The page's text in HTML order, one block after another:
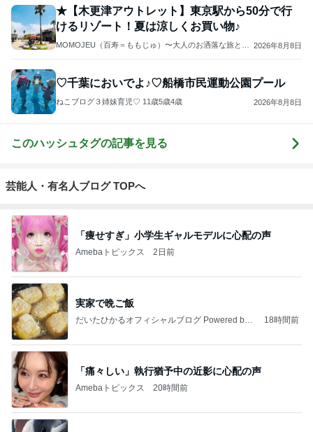
★【木更津アウトレット】東京駅から50分で行
けるリゾート！夏は涼しくお買い物♪
MOMOJEU（百寿＝ももじゅ）〜大人のお洒落な旅とグ
2026年8月8日
♡千葉においでよ♪♡船橋市民運動公園プール
ねこブログ３姉妹育児♡ 11歳5歳4歳 2026年8月8日
このハッシュタグの記事を見る
芸能人・有名人ブログ TOPへ
「痩せすぎ」小学生ギャルモデルに心配の声
Amebaトピックス 2日前
実家で晩ご飯
だいたひかるオフィシャルブログ Powered by
18時間前
「痛々しい」執行猶予中の近影に心配の声
Amebaトピックス 20時間前